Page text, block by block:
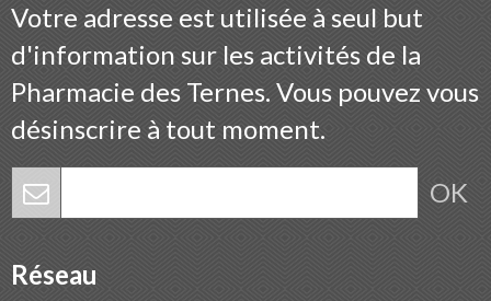
Votre adresse est utilisée à seul but
d'information sur les activités de la
Pharmacie des Ternes. Vous pouvez vous
désinscrire à tout moment.
OK
Réseau